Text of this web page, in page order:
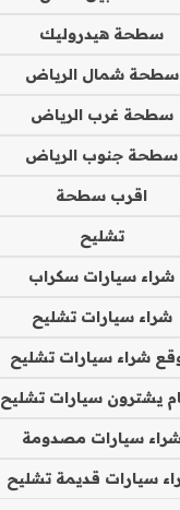
سطحة هيدروليك
سطحة شمال الرياض
سطحة غرب الرياض
سطحة جنوب الرياض
اقرب سطحة
تشليح
شراء سيارات سكراب
شراء سيارات تشليح
شراء سيارات تشليح
يشترون سيارات تشليح
سيارات مصدومة
سيارات قديمة تشليح